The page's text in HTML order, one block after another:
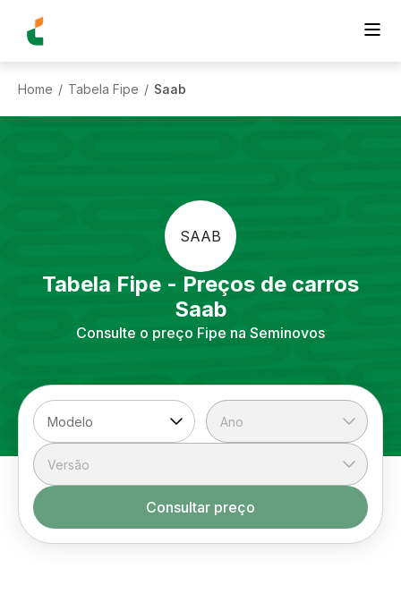
Home / Tabela Fipe / Saab
SAAB
Tabela Fipe - Preços de carros
Saab
Consulte o preço Fipe na Seminovos
Consultar preço